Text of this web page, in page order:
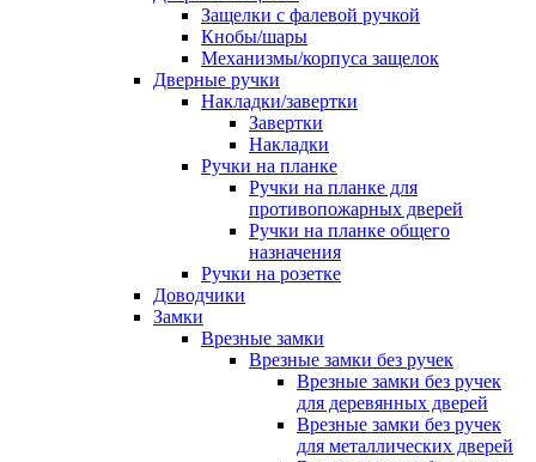
Защелки с фалевой ручкой
Кнобы/шары
Механизмы/корпуса защелок
Дверные ручки
Накладки/завертки
Завертки
Накладки
Ручки на планке
Ручки на планке для
противопожарных дверей
Ручки на планке общего
назначения
Ручки на розетке
Доводчики
Замки
Врезные замки
Врезные замки без ручек
Врезные замки без ручек
для деревянных дверей
Врезные замки без ручек
для металлических дверей